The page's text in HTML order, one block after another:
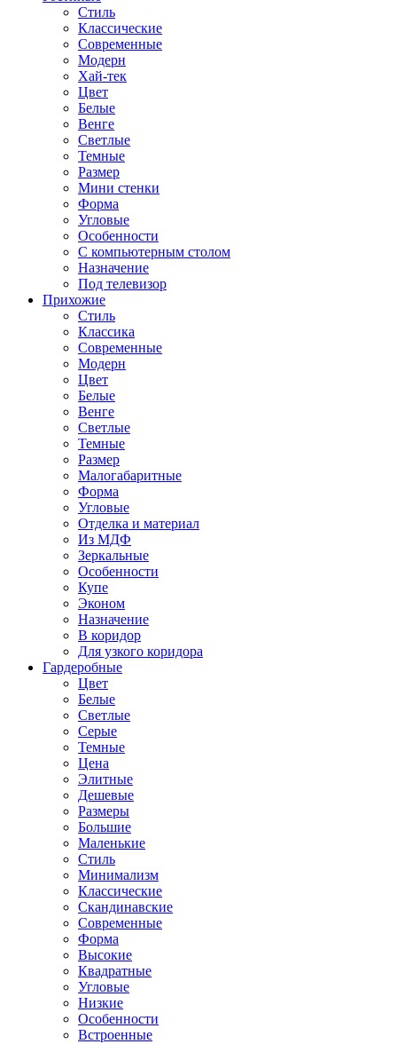
Стиль
Классические
Современные
Модерн
Хай-тек
Цвет
Белые
Венге
Светлые
Темные
Размер
Мини стенки
Форма
Угловые
Особенности
С компьютерным столом
Назначение
Под телевизор
Прихожие
Стиль
Классика
Современные
Модерн
Цвет
Белые
Венге
Светлые
Темные
Размер
Малогабаритные
Форма
Угловые
Отделка и материал
Из МДФ
Зеркальные
Особенности
Купе
Эконом
Назначение
В коридор
Для узкого коридора
Гардеробные
Цвет
Белые
Светлые
Серые
Темные
Цена
Элитные
Дешевые
Размеры
Большие
Маленькие
Стиль
Минимализм
Классические
Скандинавские
Современные
Форма
Высокие
Квадратные
Угловые
Низкие
Особенности
Встроенные